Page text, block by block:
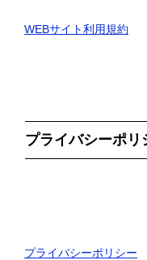
WEBサイト利用規約
プライバシーポリ
プライバシーポリシー